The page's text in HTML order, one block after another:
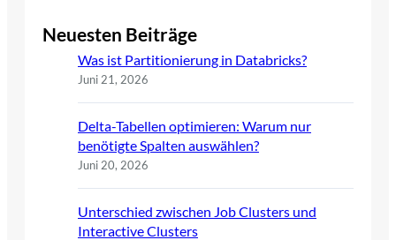
Neuesten Beiträge
Was ist Partitionierung in Databricks?
Juni 21, 2026
Delta-Tabellen optimieren: Warum nur
benötigte Spalten auswählen?
Juni 20, 2026
Unterschied zwischen Job Clusters und
Interactive Clusters